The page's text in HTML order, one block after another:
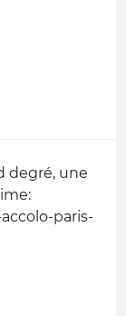
degré, une
paris-